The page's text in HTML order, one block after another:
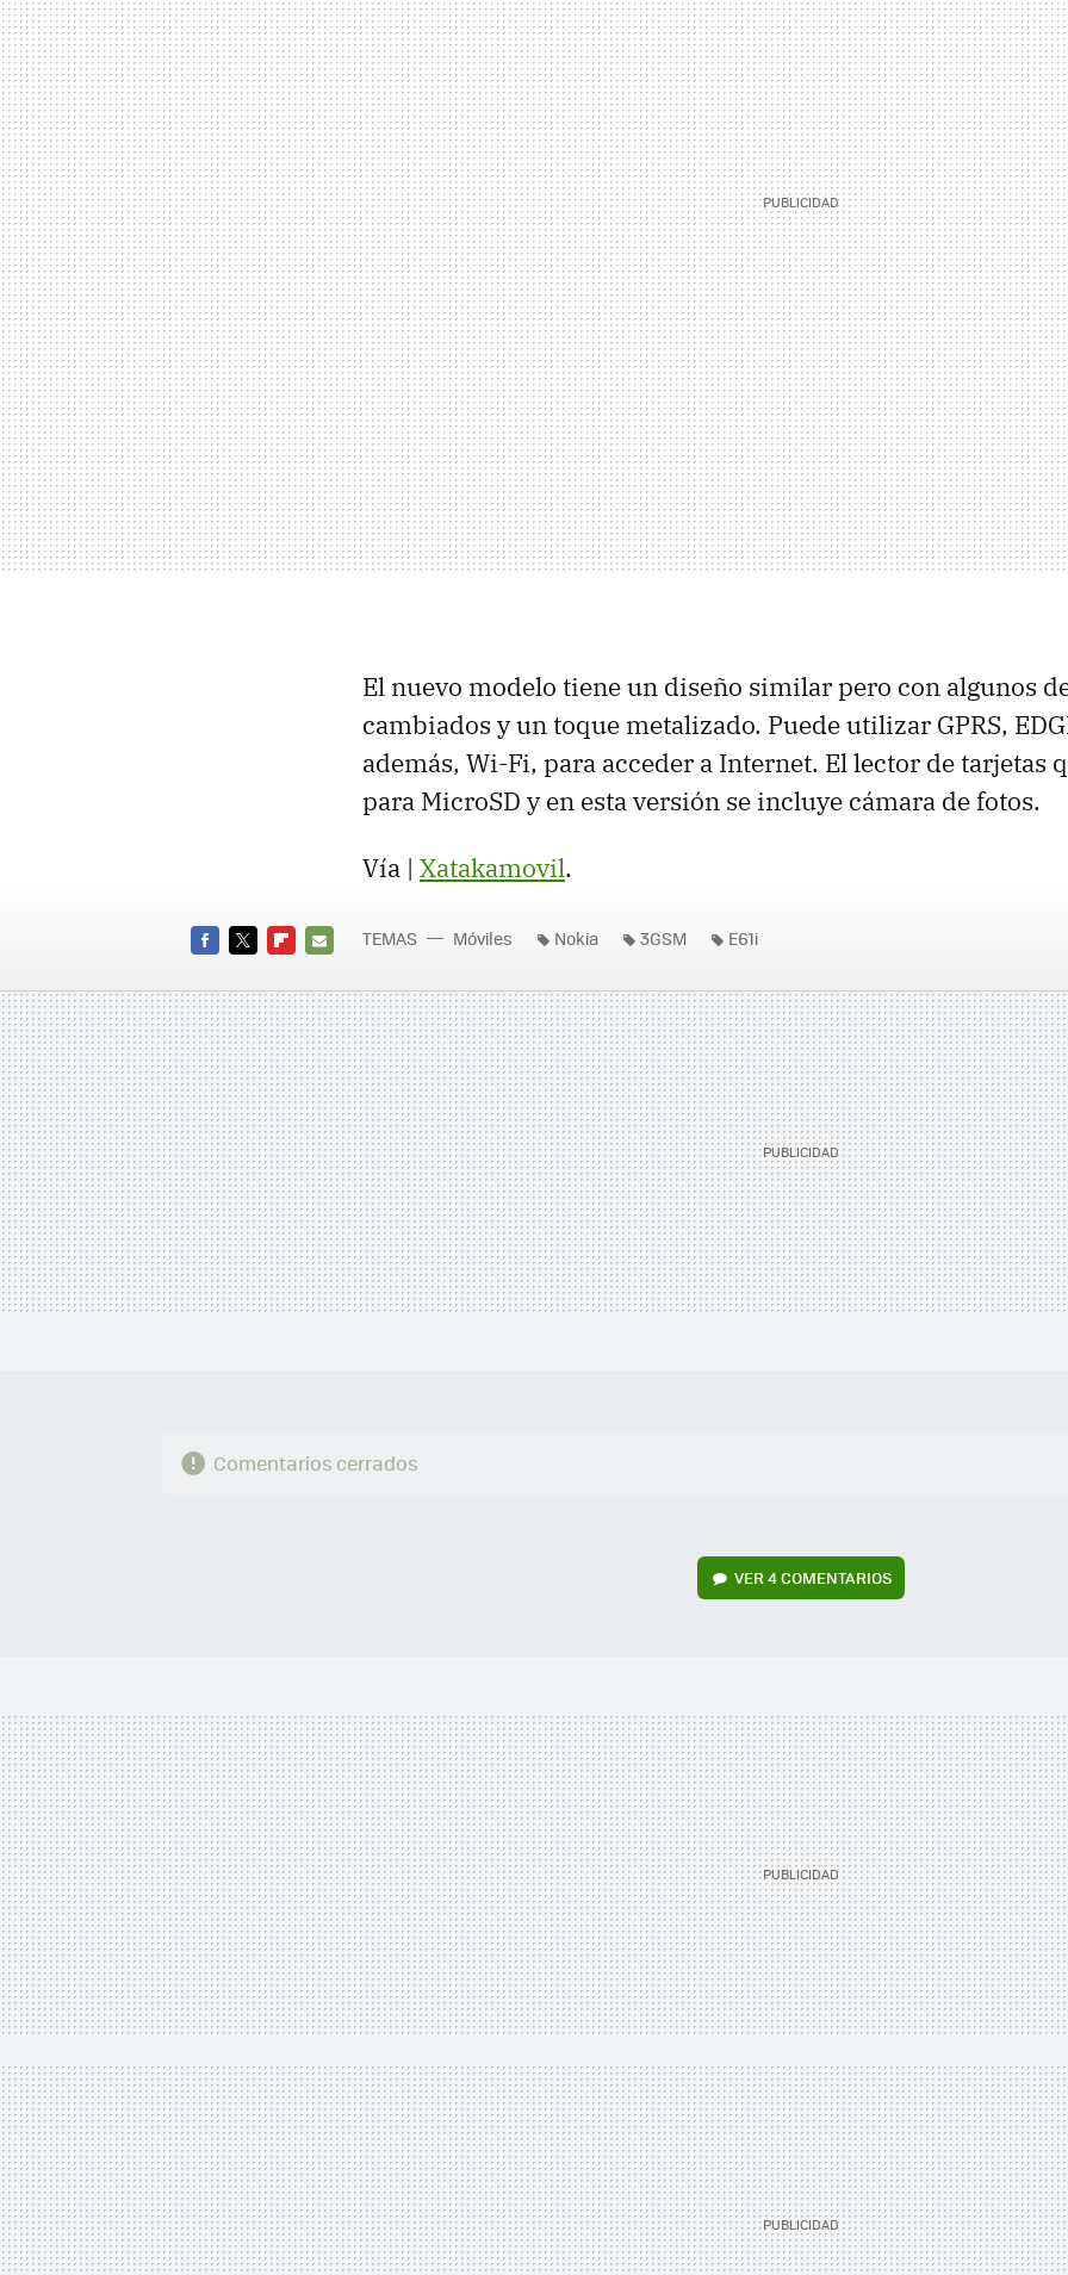
El nuevo modelo tiene un diseño similar pero con algunos
cambiados y un toque metalizado. Puede utilizar GPRS,
además, Wi-Fi, para acceder a Internet. El lector de tarjetas
para MicroSD y en esta versión se incluye cámara de fotos.
Vía | Xatakamovil.
MAIL
TEMAS Móviles Nokia 3GSM E61i
Comentarios cerrados
VER4 COMENTARIOS